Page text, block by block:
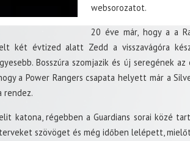
websorozatot.
20 éve már, hogy a a
két évtized alatt Zedd a visszavágóra
Bosszúra szomjazik és új seregének
a Power Rangers csapata helyett már a
rendez.
katona, régebben a Guardians sorai közé
szövöget és még időben lelépett,